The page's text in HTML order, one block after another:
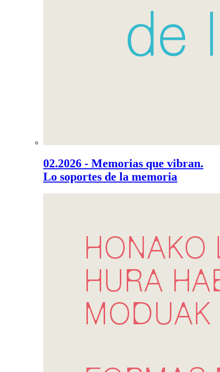
02.2026 - Memorias que vibran.
Lo soportes de la memoria